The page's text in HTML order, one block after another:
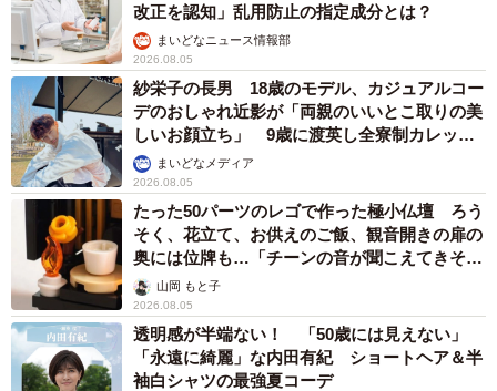
改正を認知」乱用防止の指定成分とは？
まいどなニュース情報部
2026.08.05
紗栄子の長男 18歳のモデル、カジュアルコー
デのおしゃれ近影が「両親のいいとこ取りの美
しいお顔立ち」 9歳に渡英し全寮制カレッジ
で学ぶまいどなメディア
2026.08.05
たった50パーツのレゴで作った極小仏壇 ろう
そく、花立て、お供えのご飯、観音開きの扉の
奥には位牌も…「チーンの音が聞こえてきそ
う」山岡 もと子
2026.08.05
透明感が半端ない！ 「50歳には見えない」
「永遠に綺麗」な内田有紀 ショートヘア＆半
袖白シャツの最強夏コーデ